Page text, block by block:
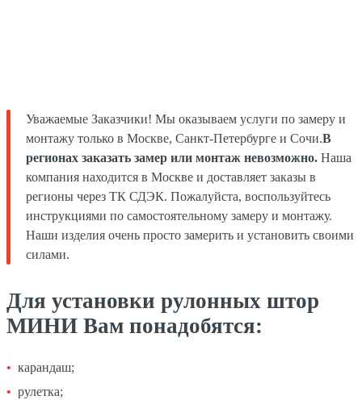
Уважаемые Заказчики! Мы оказываем услуги по замеру и
монтажу только в Москве, Санкт-Петербурге и Сочи.В
регионах заказать замер или монтаж невозможно. Наша
компания находится в Москве и доставляет заказы в
регионы через ТК СДЭК. Пожалуйста, воспользуйтесь
инструкциями по самостоятельному замеру и монтажу.
Наши изделия очень просто замерить и установить своими
силами.
Для установки рулонных штор
МИНИ Вам понадобятся:
карандаш;
рулетка;